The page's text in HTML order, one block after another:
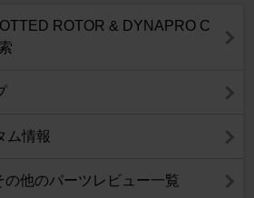
ROTOR & DYNAPRO C
ム情報
他のパーツレビュー一覧